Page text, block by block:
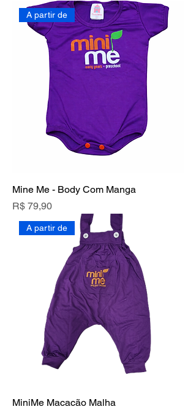
A partir de
Mine Me - Body Com Manga
Preço
R$ 79,90
A partir de
MiniMe Macacão Malha